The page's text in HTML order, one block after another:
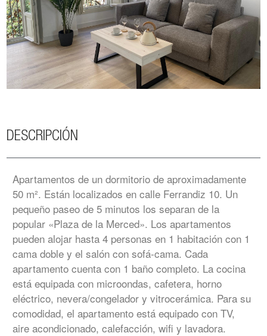
DESCRIPCIÓN
Apartamentos de un dormitorio de aproximadamente
50 m². Están localizados en calle Ferrandiz 10. Un
pequeño paseo de 5 minutos los separan de la
popular «Plaza de la Merced». Los apartamentos
pueden alojar hasta 4 personas en 1 habitación con 1
cama doble y el salón con sofá-cama. Cada
apartamento cuenta con 1 baño completo. La cocina
está equipada con microondas, cafetera, horno
eléctrico, nevera/congelador y vitrocerámica. Para su
comodidad, el apartamento está equipado con TV,
aire acondicionado, calefacción, wifi y lavadora.